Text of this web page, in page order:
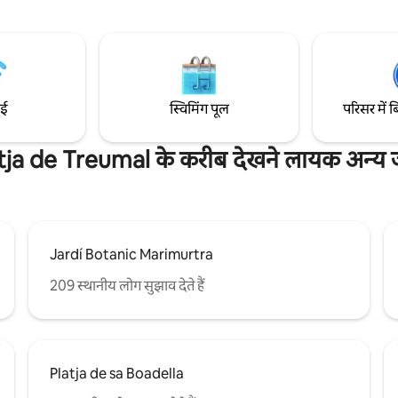
सूर्यास्त के नज़ारे देखने को मिलते हैं।
स्विमिंग पूल परिसर में
de Treumal के करीब देखने लायक अन्य
Jardí Botanic Marimurtra
209 स्थानीय लोग सुझाव देते हैं
Platja de sa Boadella